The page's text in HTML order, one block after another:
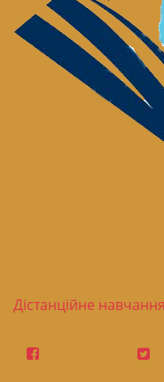
Дістанційне навчання